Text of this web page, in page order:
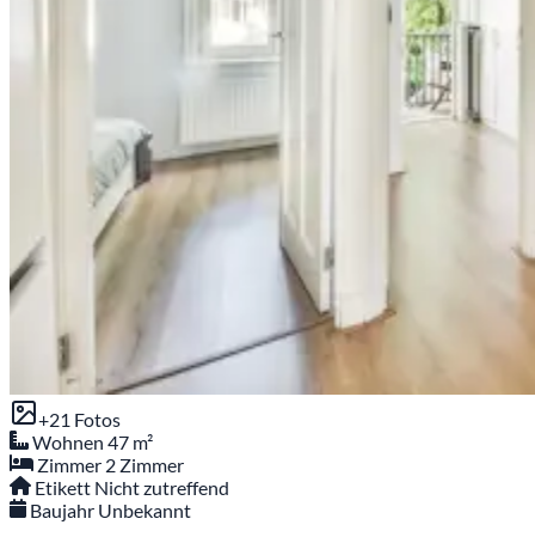
+21 Fotos
Wohnen 47 m²
Zimmer 2 Zimmer
Etikett Nicht zutreffend
Baujahr Unbekannt